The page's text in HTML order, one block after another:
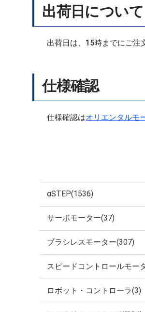
出荷日について
出荷日は、15時までにご注
仕様確認
仕様確認はオリエンタルモ
αSTEP(1536)
サーボモーター(37)
ブラシレスモーター(307)
スピードコントロールモー
ロボット・コントローラ(3)